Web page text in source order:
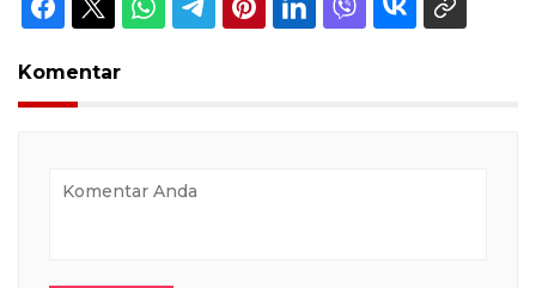
Komentar